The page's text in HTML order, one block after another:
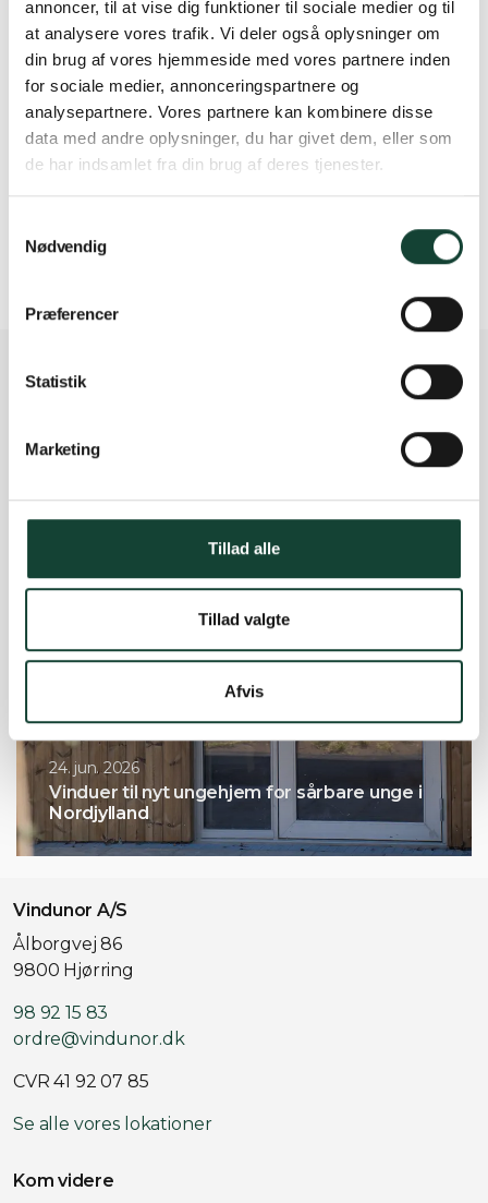
annoncer, til at vise dig funktioner til sociale medier og til
at analysere vores trafik. Vi deler også oplysninger om
din brug af vores hjemmeside med vores partnere inden
for sociale medier, annonceringspartnere og
analysepartnere. Vores partnere kan kombinere disse
data med andre oplysninger, du har givet dem, eller som
de har indsamlet fra din brug af deres tjenester.
Nødvendig
Præferencer
Statistik
Marketing
Tillad alle
Tillad valgte
Afvis
Seneste nyt fra Vindunor
24. jun. 2026
Vinduer til nyt ungehjem for sårbare unge i
Nordjylland
Vindunor A/S
Ålborgvej 86
9800 Hjørring
98 92 15 83
ordre@vindunor.dk
CVR 41 92 07 85
Se alle vores lokationer
Kom videre